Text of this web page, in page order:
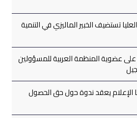
تستضيف الخبير الماليزي في التنمية
عضوية المنظمة العربية للمسؤولين
الإعلام يعقد ندوة حول حق الحصول